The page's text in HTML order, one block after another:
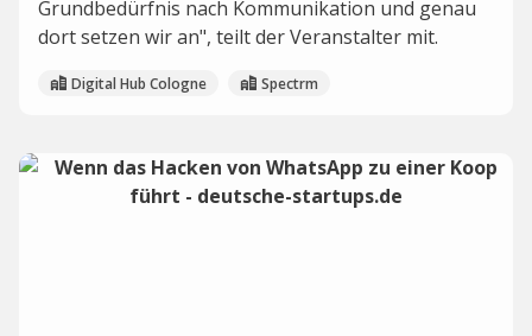
Grundbedürfnis nach Kommunikation und genau
dort setzen wir an", teilt der Veranstalter mit.
Digital Hub Cologne Spectrm